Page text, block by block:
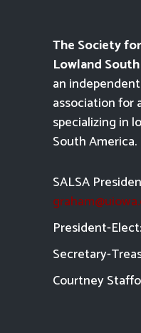
The Society
Lowland
an
association for
specializing in
South America.
SALSA
President-
Secretary-
Courtney